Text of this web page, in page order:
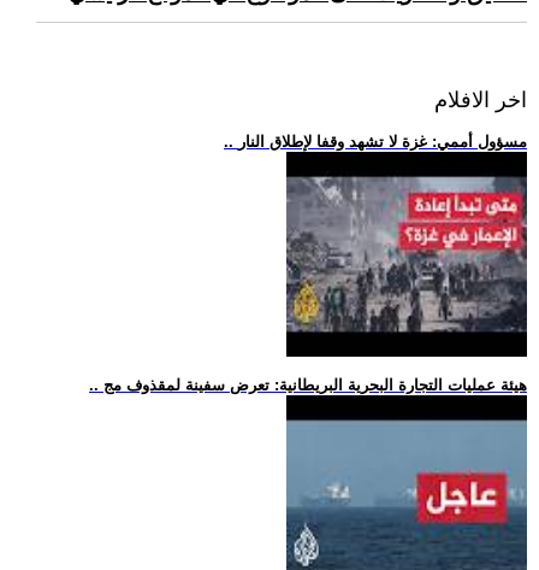
اخر الافلام
.. مسؤول أممي: غزة لا تشهد وقفا لإطلاق النار
.. هيئة عمليات التجارة البحرية البريطانية: تعرض سفينة لمقذوف مج